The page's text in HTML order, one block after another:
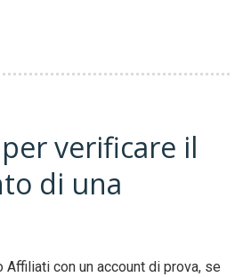
verificare il
di una
Affiliati con un account di prova, se